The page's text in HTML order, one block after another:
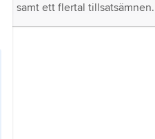
samt ett flertal tillsatsämnen.